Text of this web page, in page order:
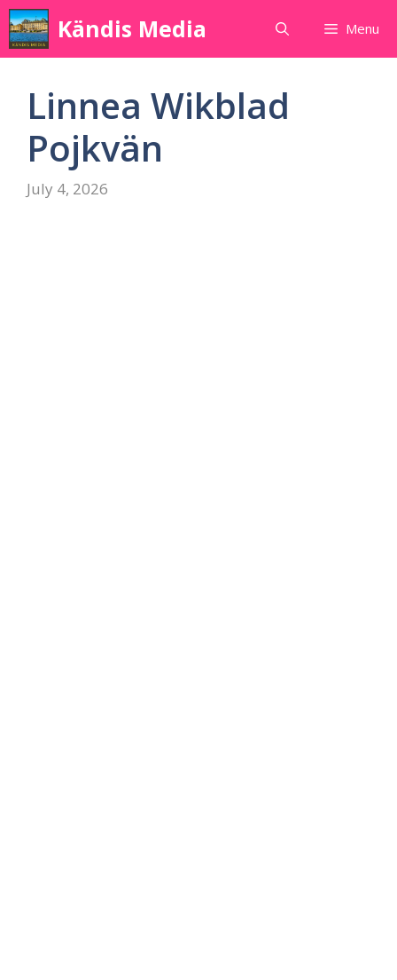
Skip
to
content
Kändis Media Menu
Linnea Wikblad
Pojkvän
July 4, 2026